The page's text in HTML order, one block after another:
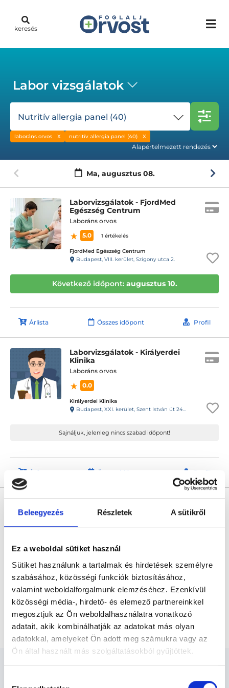
Beleegyezés Részletek A sütikről
Ez a weboldal sütiket használ
Sütiket használunk a tartalmak és hirdetések személyre
szabásához, közösségi funkciók biztosításához,
valamint weboldalforgalmunk elemzéséhez. Ezenkívül
közösségi média-, hirdető- és elemező partnereinkkel
megosztjuk az Ön weboldalhasználatra vonatkozó
adatait, akik kombinálhatják az adatokat más olyan
adatokkal, amelyeket Ön adott meg számukra vagy az
Ön által használt más szolgáltatásokból gyűjtöttek.
keresés
Labor vizsgálatok
Nutritív allergia panel (40)
laboráns orvos nutritív allergia panel (40)
Ma, augusztus 08.
Laborvizsgálatok - FjordMed
Egészség Centrum
Laboráns orvos
5.0
1 értékelés
FjordMed Egészség Centrum
Budapest, VIII. kerület, Szigony utca 2.
Következő időpont: augusztus 10.
Árlista Összes időpont Profil
Laborvizsgálatok - Királyerdei
Klinika
Laboráns orvos
0.0
Királyerdei Klinika
Budapest, XXI. kerület, Szent István út 248-250.
Sajnáljuk, jelenleg nincs szabad időpont!
Árlista Összes időpont Profil
* Szakorvos jelölt (rezidens): általános orvosi oklevéllel rendelkező
megszerzésére irányuló képzésben vesz részt. Ezen orvosok által
felelősséggel tartozik és azt közvetlenül felügyeli az egészségügyi
szakorvosjelölt önállóan láthat el feladatokat. A foglaljorvost.hu
és szakorvosjelölt esetén.
Főoldal Laboráns orvos
Nutritív allergia panel (40)